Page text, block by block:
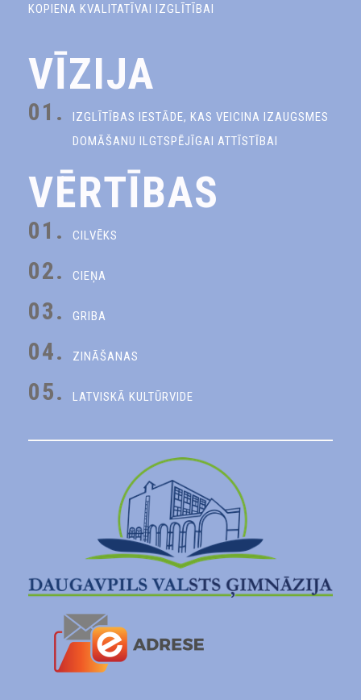
KOPIENA KVALITATĪVAI IZGLĪTĪBAI
VĪZIJA
01.
IZGLĪTĪBAS IESTĀDE, KAS VEICINA IZAUGSMES
DOMĀŠANU ILGTSPĒJĪGAI ATTĪSTĪBAI
VĒRTĪBAS
01. CILVĒKS
02. CIEŅA
03. GRIBA
04. ZINĀŠANAS
05. LATVISKĀ KULTŪRVIDE